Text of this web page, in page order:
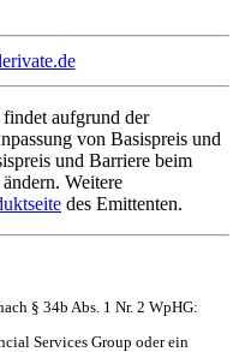
aufgrund der
von Basispreis und
und Barriere beim
Weitere
des Emittenten.
§ 34b Abs. 1 Nr. 2 WpHG:
Services Group oder ein